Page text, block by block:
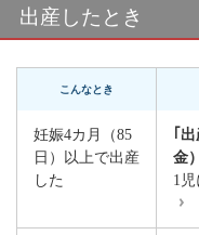
出産したとき
こんなとき
妊娠4カ月（85
日）以上で出産
した
｢
金）
1